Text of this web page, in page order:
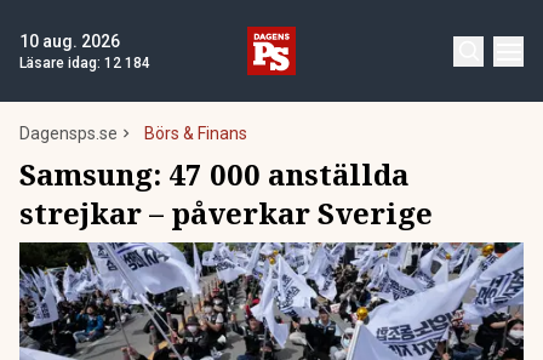
10 aug. 2026
Läsare idag: 12 184
Dagensps.se Börs & Finans
Samsung: 47 000 anställda
strejkar – påverkar Sverige